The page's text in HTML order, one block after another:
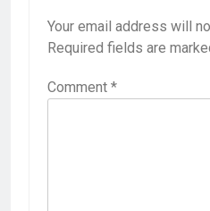
Your email address will
Required fields are
Comment *